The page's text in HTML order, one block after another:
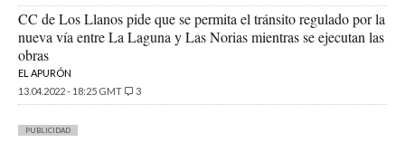
CC de Los Llanos pide que se permita el tránsito regulado por la
nueva vía entre La Laguna y Las Norias mientras se ejecutan las
obras
EL APURÓN
13.04.2022 - 18:25 GMT
3
PUBLICIDAD